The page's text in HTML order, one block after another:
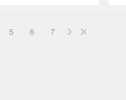
5 6 7